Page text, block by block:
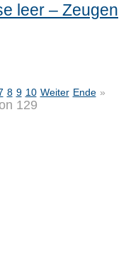
leer – Zeugen
8 9 10 Weiter Ende »
129